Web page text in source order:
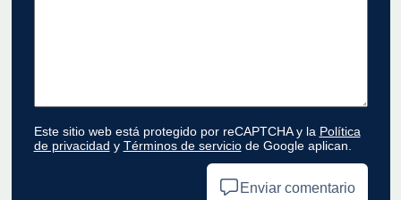
Este sitio web está protegido por reCAPTCHA y la Política
de privacidad y Términos de serviciode Google aplican.
Enviar comentario